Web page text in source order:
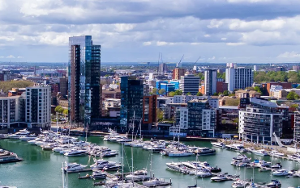
Ihnen über Cookies ein verbessertes
anzeigen. Über „anpassen” können Sie Ihre
Cookies gespeichert.